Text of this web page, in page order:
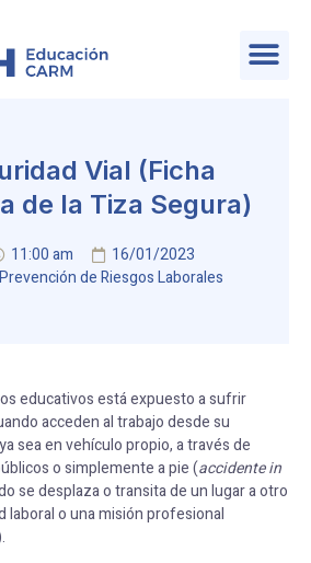
herramientas
Vial (Ficha
de la Tiza Segura)
11:00 am
16/01/2023
de Riesgos Laborales
educativos está expuesto a sufrir
acceden al trabajo desde su
sea en vehículo propio, a través de
o simplemente a pie (accidente in
se desplaza o transita de un lugar a otro
laboral o una misión profesional